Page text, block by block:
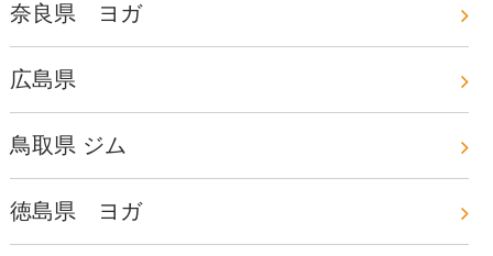
奈良県 ヨガ
広島県
鳥取県 ジム
徳島県 ヨガ